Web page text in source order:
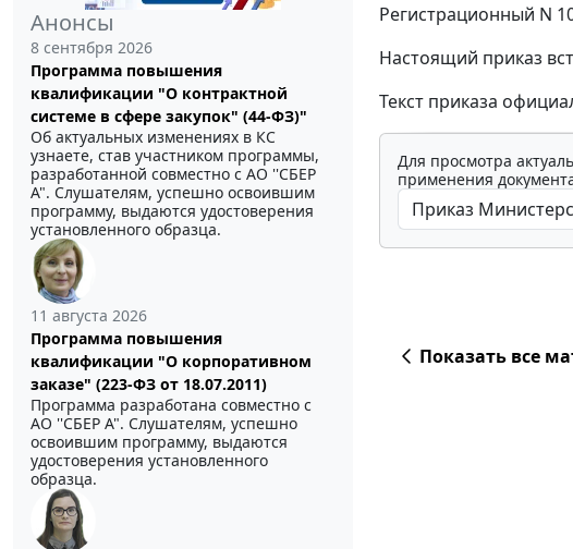
Анонсы
8 сентября 2026
Программа повышения
квалификации "О контрактной
системе в сфере закупок" (44-ФЗ)"
Об актуальных изменениях в КС
узнаете, став участником программы,
разработанной совместно с АО ''СБЕР
А". Слушателям, успешно освоившим
программу, выдаются удостоверения
установленного образца.
11 августа 2026
Программа повышения
квалификации "О корпоративном
заказе" (223-ФЗ от 18.07.2011)
Программа разработана совместно с
АО ''СБЕР А". Слушателям, успешно
освоившим программу, выдаются
удостоверения установленного
образца.
Регистрационный N
Настоящий приказ
Текст приказа
Для просмотра
применения
Показать все